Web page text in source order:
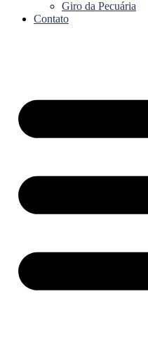
Giro da Pecuária
Contato